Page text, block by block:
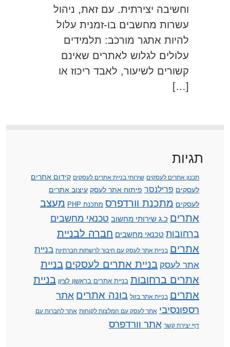
וחשיבה יצירתית. עם זאת, ניהול
עשרות מחשבים בו-זמנית עלול
להיות אתגר מורכב: תלמידים
עלולים לגלוש לאתרים שאינם
קשורים לשיעור, לאבד ריכוז או
[…]
תגיות
תכנון אתרים לעסקים שירותי בניית אתרים לעסקים קידום אתרים
לעסקים פרילנסר פיתוח אתר לעסק עיצוב אתרים
לעסקים מתכנת וורדפרס מתכנת PHP
מעצב
אתרים כ.ג שירותי מחשוב טכנאי מחשבים
ברחובות טכנאי מחשבים חברה לבניית
אתרים בניית אתר לעסק עם חיבור לרשתות חברתיות בניית
אתר לעסק בניית אתרים לעסקים בניית
אתרים ברחובות בניית אתרים בראשון לציון בניית
אתרים בניית אתר בזול בונה אתרים אתר
רספונסיבי אתר לעסק עם המלצות לקוחות אתר לחברות עם
דף יצירת קשר אתר וורדפרס